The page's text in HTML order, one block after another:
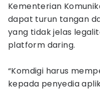
Kementerian
dapat turun tangan
yang tidak jelas
platform daring.
“Komdigi harus
kepada penyedia